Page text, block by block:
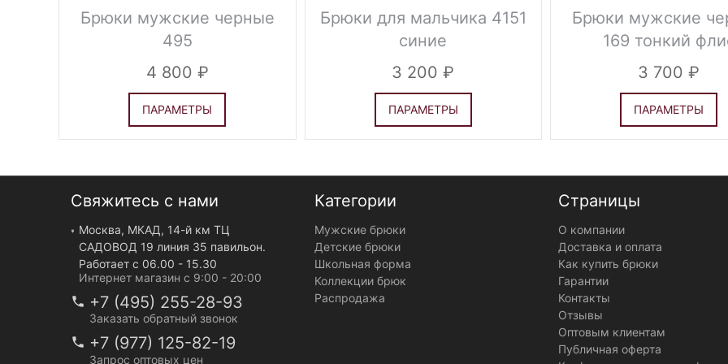
Брюки мужские черные
495
4 800
ПАРАМЕТРЫ
Брюки для мальчика 4151
синие
3 200
ПАРАМЕТРЫ
Брюки мужские
169 тонкий
3 700
ПАРАМЕТРЫ
Свяжитесь с нами
Москва, МКАД, 14-й км ТЦ
САДОВОД 19 линия 35 павильон.
Работает с 06.00 - 15.30
Интернет магазин с 9:00 - 20:00
+7 (495) 255-28-93
Заказать обратный звонок
+7 (977) 125-82-19
Запрос оптовых цен
Категории
Мужские брюки
Детские брюки
Школьная форма
Коллекции брюк
Распродажа
Страницы
О компании
Доставка и оплата
Как купить брюки
Гарантии
Контакты
Отзывы
Оптовым клиентам
Публичная оферта